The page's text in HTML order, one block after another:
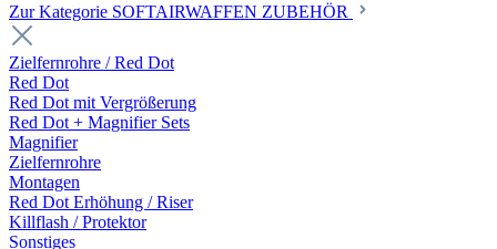
Zur Kategorie SOFTAIRWAFFEN ZUBEHÖR
Zielfernrohre / Red Dot
Red Dot
Red Dot mit Vergrößerung
Red Dot + Magnifier Sets
Magnifier
Zielfernrohre
Montagen
Red Dot Erhöhung / Riser
Killflash / Protektor
Sonstiges